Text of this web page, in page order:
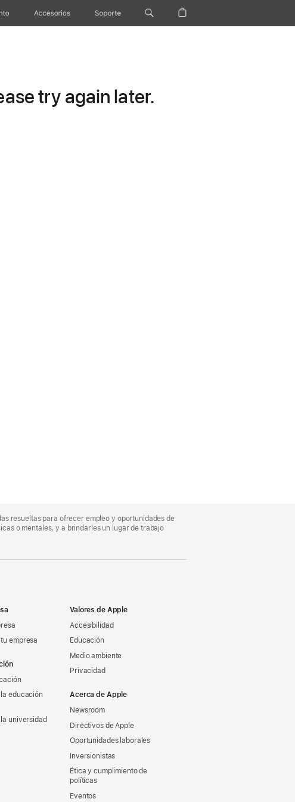
Accesorios Soporte
try again later.
resueltas para ofrecer empleo y oportunidades de
o mentales, y a brindarles un lugar de trabajo
empresa
educación
universidad
Valores de Apple
Accesibilidad
Educación
Medio ambiente
Privacidad
Acerca de Apple
Newsroom
Directivos de Apple
Oportunidades laborales
Inversionistas
Ética y cumplimiento de
políticas
Eventos